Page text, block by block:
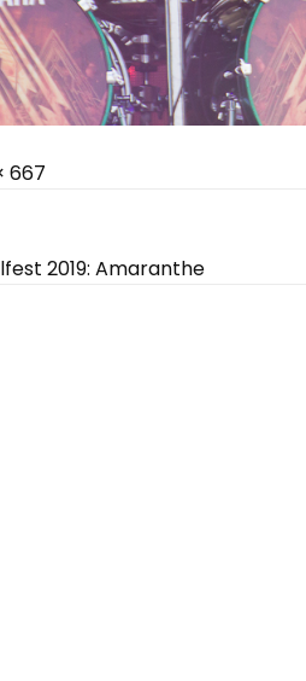
667
2019: Amaranthe